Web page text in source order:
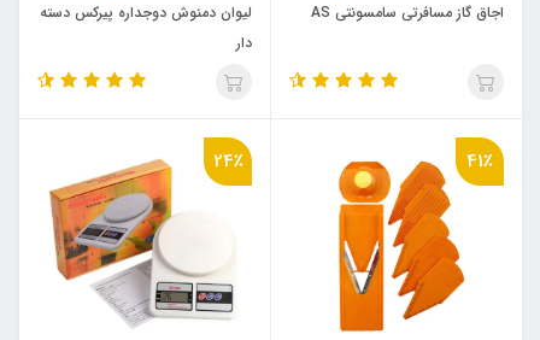
اجاق گاز مسافرتی سامسونتی AS
لیوان دمنوش دوجداره پیرکس دسته
دار
41٪ 24٪